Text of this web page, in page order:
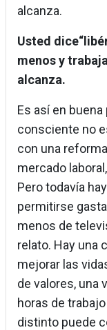
alcanza.
Usted
menos y
alcanza.
Es así en
consciente no
con una
mercado
Pero todavía
permitirse
menos de
relato. Hay una
mejorar las
de valores, una
horas de
distinto puede